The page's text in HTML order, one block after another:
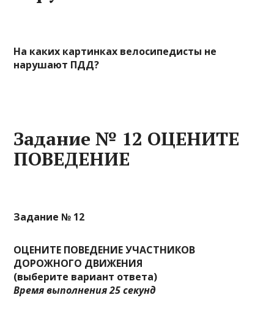
На каких картинках велосипедисты не
нарушают ПДД?
Задание № 12 ОЦЕНИТЕ
ПОВЕДЕНИЕ
Задание № 12
ОЦЕНИТЕ ПОВЕДЕНИЕ УЧАСТНИКОВ
ДОРОЖНОГО ДВИЖЕНИЯ
(выберите вариант ответа)
Время выполнения 25 секунд